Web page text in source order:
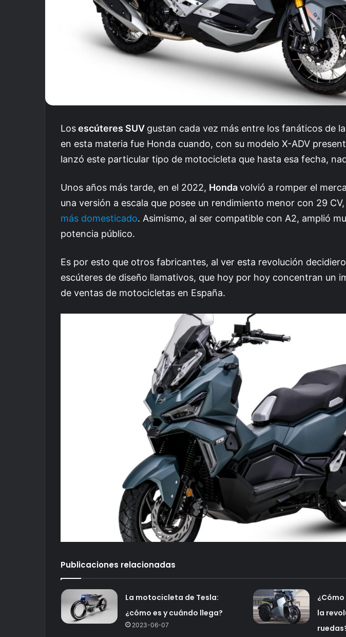
Losescúteres SUV gustan cada vez más entre los fanáticos de
en esta materia fue Honda cuando, con su modelo X-ADV
lanzó este particular tipo de motocicleta que hasta esa fecha,
Unos años más tarde, en el 2022, Hondavolvió a romper el
una versión a escala que posee un rendimiento menor con 29
más domesticado. Asimismo, al ser compatible con A2, amplió
potencia público.
Es por esto que otros fabricantes, al ver esta revolución
escúteres de diseño llamativos, que hoy por hoy concentran un
de ventas de motocicletas en España.
Publicaciones relacionadas
La motocicleta de Tesla:
¿cómo es y cuándo llega?
2023-06-07
¿Cómo
la